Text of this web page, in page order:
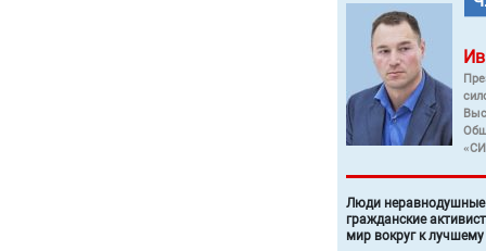
Люди неравнодушные
гражданские
мир вокруг к лучшему